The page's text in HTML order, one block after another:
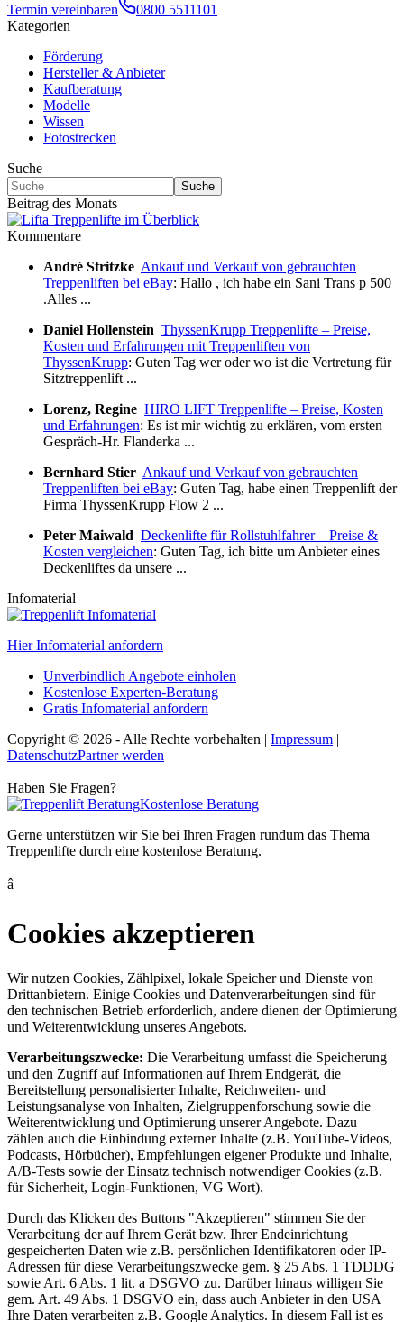
Termin vereinbaren
0800 5511101
Kategorien
Förderung
Hersteller & Anbieter
Kaufberatung
Modelle
Wissen
Fotostrecken
Suche
Suche
Beitrag des Monats
Kommentare
André Stritzke Ankauf und Verkauf von gebrauchten
Treppenliften bei eBay: Hallo , ich habe ein Sani Trans p 500
.Alles ...
Daniel Hollenstein ThyssenKrupp Treppenlifte – Preise,
Kosten und Erfahrungen mit Treppenliften von
ThyssenKrupp: Guten Tag wer oder wo ist die Vertretung für
Sitztreppenlift ...
Lorenz, Regine HIRO LIFT Treppenlifte – Preise, Kosten
und Erfahrungen: Es ist mir wichtig zu erklären, vom ersten
Gespräch-Hr. Flanderka ...
Bernhard Stier Ankauf und Verkauf von gebrauchten
Treppenliften bei eBay: Guten Tag, habe einen Treppenlift der
Firma ThyssenKrupp Flow 2 ...
Peter Maiwald Deckenlifte für Rollstuhlfahrer – Preise &
Kosten vergleichen: Guten Tag, ich bitte um Anbieter eines
Deckenliftes da unsere ...
Infomaterial
Hier Infomaterial anfordern
Unverbindlich Angebote einholen
Kostenlose Experten-Beratung
Gratis Infomaterial anfordern
Copyright © 2026 - Alle Rechte vorbehalten | Impressum |
DatenschutzPartner werden
Haben Sie Fragen?
Kostenlose Beratung
Gerne unterstützen wir Sie bei Ihren Fragen rundum das Thema
Treppenlifte durch eine kostenlose Beratung.
â
Cookies akzeptieren
Wir nutzen Cookies, Zählpixel, lokale Speicher und Dienste von
Drittanbietern. Einige Cookies und Datenverarbeitungen sind für
den technischen Betrieb erforderlich, andere dienen der Optimierung
und Weiterentwicklung unseres Angebots.
Verarbeitungszwecke: Die Verarbeitung umfasst die Speicherung
und den Zugriff auf Informationen auf Ihrem Endgerät, die
Bereitstellung personalisierter Inhalte, Reichweiten- und
Leistungsanalyse von Inhalten, Zielgruppenforschung sowie die
Weiterentwicklung und Optimierung unserer Angebote. Dazu
zählen auch die Einbindung externer Inhalte (z.B. YouTube-Videos,
Podcasts, Hörbücher), Empfehlungen eigener Produkte und Inhalte,
A/B-Tests sowie der Einsatz technisch notwendiger Cookies (z.B.
für Sicherheit, Login-Funktionen, VG Wort).
Durch das Klicken des Buttons "Akzeptieren" stimmen Sie der
Verarbeitung der auf Ihrem Gerät bzw. Ihrer Endeinrichtung
gespeicherten Daten wie z.B. persönlichen Identifikatoren oder IP-
Adressen für diese Verarbeitungszwecke gem. § 25 Abs. 1 TDDDG
sowie Art. 6 Abs. 1 lit. a DSGVO zu. Darüber hinaus willigen Sie
gem. Art. 49 Abs. 1 DSGVO ein, dass auch Anbieter in den USA
Ihre Daten verarbeiten z.B. Google Analytics. In diesem Fall ist es